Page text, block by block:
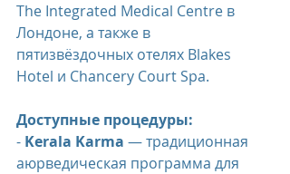
The Integrated Medical Centre в
Лондоне, а также в
пятизвёздочных отелях Blakes
Hotel и Chancery Court Spa.
Доступные процедуры:
- Kerala Karma — традиционная
аюрведическая программа для